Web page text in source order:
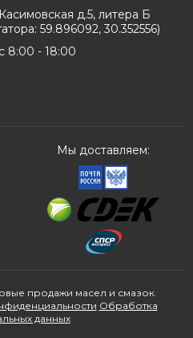
д.5, литера Б
59.896092, 30.352556)
8:00 - 18:00
Мы доставляем:
продажи масел и смазок.
Обработка
данных